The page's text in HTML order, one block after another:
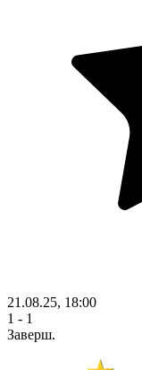
21.08.25, 18:00
1 - 1
Заверш.